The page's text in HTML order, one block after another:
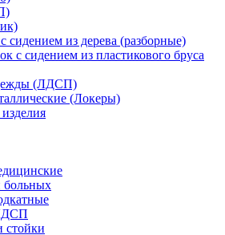
сидением из дерева (разборные)
с сидением из пластикового бруса
(ЛДСП)
(Локеры)
больных